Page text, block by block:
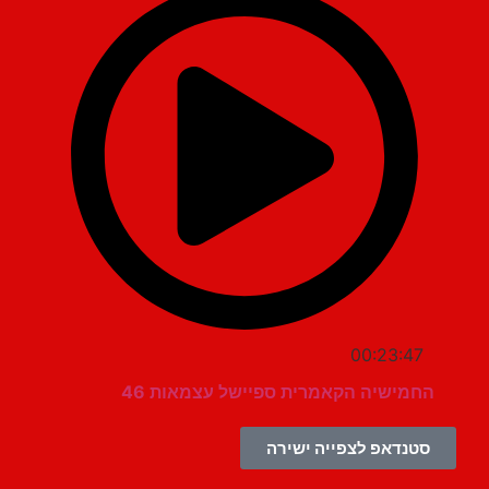
00:23:47
החמישיה הקאמרית ספיישל עצמאות 46
סטנדאפ לצפייה ישירה